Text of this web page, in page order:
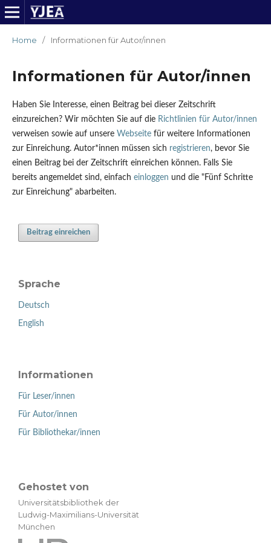
Home / Informationen für Autor/innen
Informationen für Autor/innen
Haben Sie Interesse, einen Beitrag bei dieser Zeitschrift
einzureichen? Wir möchten Sie auf die Richtlinien für Autor/innen
verweisen sowie auf unsere Webseitefür weitere Informationen
zur Einreichung. Autor*innen müssen sich registrieren, bevor Sie
einen Beitrag bei der Zeitschrift einreichen können. Falls Sie
bereits angemeldet sind, einfach einloggen und die "Fünf Schritte
zur Einreichung" abarbeiten.
Beitrag einreichen
Sprache
Deutsch
English
Informationen
Für Leser/innen
Für Autor/innen
Für Bibliothekar/innen
Gehostet von
Universitätsbibliothek der
Ludwig-Maximilians-Universität
München